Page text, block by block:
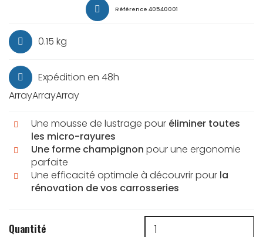
Référence 40540001
0.15 kg
Expédition en 48h
ArrayArrayArray
Une mousse de lustrage pour éliminer toutes
les micro-rayures
Une forme champignon pour une ergonomie
parfaite
Une efficacité optimale à découvrir pour la
rénovation de vos carrosseries
Quantité